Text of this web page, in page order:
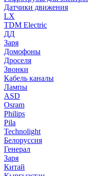
Датчики движения
LX
TDM Electric
ДД
Заря
Домофоны
Дроселя
Звонки
Кабель каналы
Лампы
ASD
Osram
Philips
Pila
Technolight
Белоруссия
Генерал
Заря
Китай